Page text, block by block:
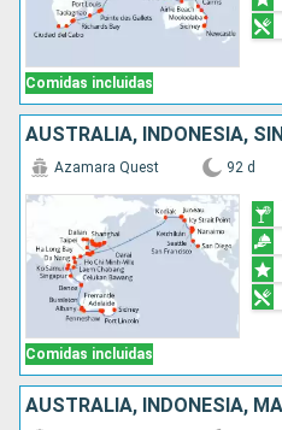
Comidas incluidas
Comidas incluidas
Azamara Quest 92 d